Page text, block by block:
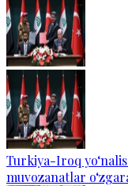
Turkiya-Iroq
muvozanatlar